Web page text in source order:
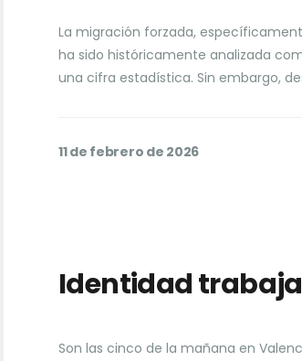
La migración forzada,
ha sido históricamente analizada
una cifra estadística. Sin embargo,
11 de febrero de 2026
Identidad
Son las cinco de la mañana en